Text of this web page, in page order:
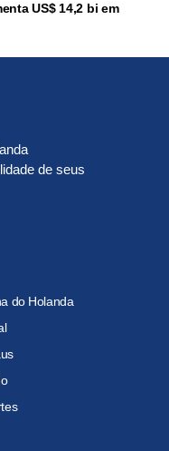
US$ 14,2 bi em
de seus
do Holanda